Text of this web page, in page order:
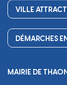
Démocratie
Publications
Scolarité
Périscolaire
Séniors,
Circuler
Culture
Associations
Equipements
VILLE
Commerces
Urbanisme
DÉMARCHES
Décès
MAIRIE DE